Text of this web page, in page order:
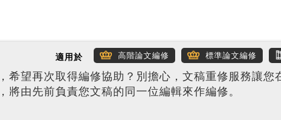
標準論文編修
高階論文編修
適用於
希望再次取得編修協助？別擔心，文稿重修服務讓您
將由先前負責您文稿的同一位編輯來作編修。